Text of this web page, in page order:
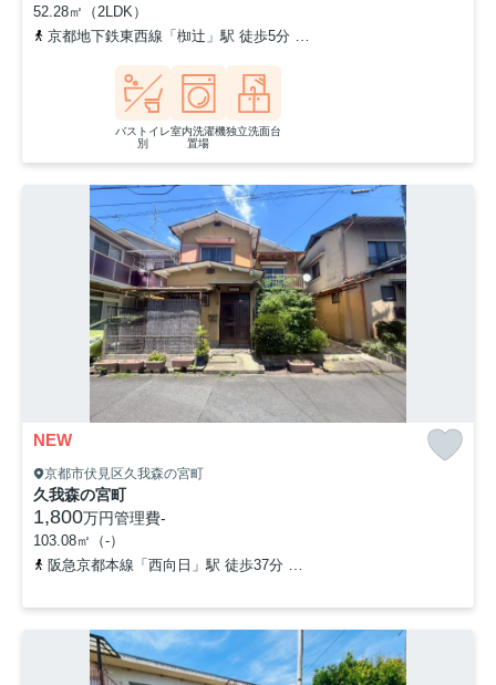
52.28㎡（2LDK）
京都地下鉄東西線「椥辻」駅 徒歩5分
バストイレ
別
室内洗濯機
置場
独立洗面台
NEW
京都市伏見区久我森の宮町
久我森の宮町
1,800万円管理費-
103.08㎡（-）
阪急京都本線「西向日」駅 徒歩37分